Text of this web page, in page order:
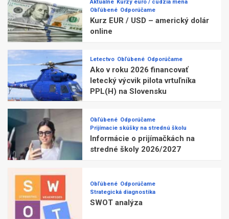
Aktuálne Kurzy euro / cudzia mena
Obľúbené Odporúčame
Kurz EUR / USD – americký dolár
online
Letectvo Obľúbené Odporúčame
Ako v roku 2026 financovať
letecký výcvik pilota vrtuľníka
PPL(H) na Slovensku
Obľúbené Odporúčame
Prijímacie skúšky na strednú školu
Informácie o prijímačkách na
stredné školy 2026/2027
Obľúbené Odporúčame
Strategická diagnostika
SWOT analýza